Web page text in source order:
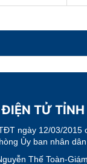
TỬ
ngày 12/03/2015
Ủy ban nhân
Thế Toàn-